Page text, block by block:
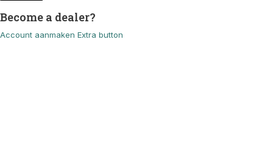
Become a dealer?
Account aanmaken Extra button